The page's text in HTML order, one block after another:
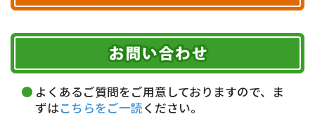
ヤマト運輸
お届け可能時間帯
午前中 14～16時
16～18時
18～20時
19～21時 指定なし
代金引換(現金のみ)
5,000円未満…330円(税込)
期限を含むルール（条件）や、お客様にご負担い
ただく費用がございます。
詳しくはこちら▶
よくあるご質問をご用意しておりますので、ま
ずはこちらをご一読ください。